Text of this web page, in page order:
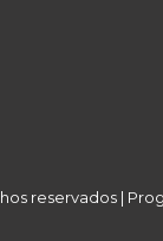
reservados |